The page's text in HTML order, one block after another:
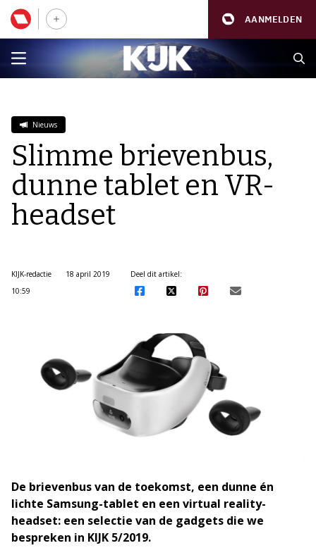
AANMELDEN
Nieuws
Slimme brievenbus,
dunne tablet en VR-
headset
KIJK-redactie
18 april 2019
10:59
Deel dit artikel:
De brievenbus van de toekomst, een dunne én
lichte Samsung-tablet en een virtual reality-
headset: een selectie van de gadgets die we
bespreken in KIJK 5/2019.